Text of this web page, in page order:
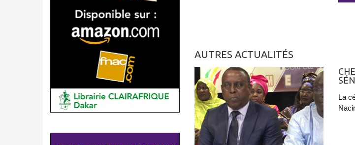
AUTRES ACTUALITÉS
La